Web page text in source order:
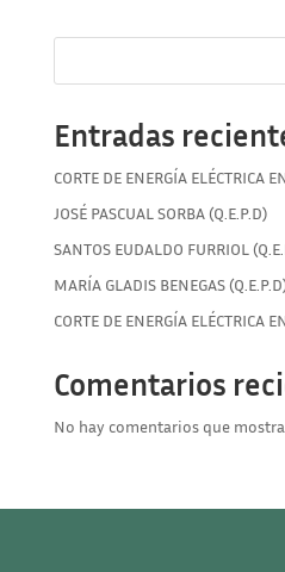
Entradas
CORTE DE ENERGÍA ELÉCTRICA
JOSÉ PASCUAL SORBA (Q.E.P.D)
SANTOS EUDALDO FURRIOL
MARÍA GLADIS BENEGAS
CORTE DE ENERGÍA ELÉCTRICA
Comentarios
No hay comentarios que